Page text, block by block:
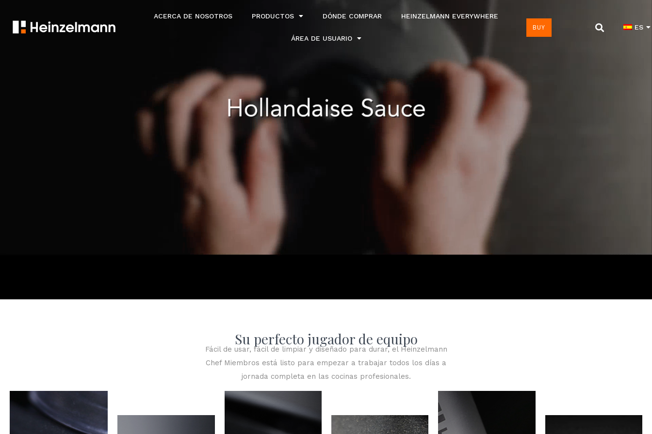
ACERCA DE NOSOTROS PRODUCTOS DÓNDE COMPRAR HEINZELMANN EVERYWHERE
ÁREA DE USUARIO
BUY ES
Su perfecto jugador de equipo
Fácil de usar, fácil de limpiar y diseñado para durar, el Heinzelmann
Chef Miembros está listo para empezar a trabajar todos los días a
jornada completa en las cocinas profesionales.
30 litros o
capacidad
considerable de
80 litros o
menos, el
Heinzelmann
CHEF-S2 es